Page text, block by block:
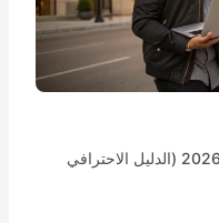
أفضل مواقع البحث عن عمل في كندا 2026 (الدليل الاحترافي